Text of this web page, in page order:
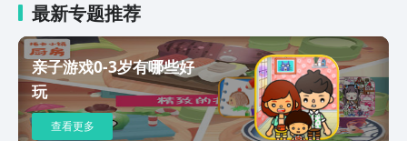
副本收取经验值养成人物操作，玩起来一点都没有负担。
打造了非常豪华炫酷的技能动画展示场面，让你享受极其
酣畅淋漓的战斗快感，同时辅助适宜的策略来进行敌人的
入侵对抗，让你的每一次战斗都是史诗般的战役享受。提
供了非常热血好玩的跨服战斗体验，在上面进行更加优质
的高手对决操作，和真实的玩家进行竞技，释放更多的招
式技能，与其进行肆意畅快的打斗，获取更多的快乐游戏
最新专题推荐
亲子游戏0-3岁有哪些好
玩
查看更多